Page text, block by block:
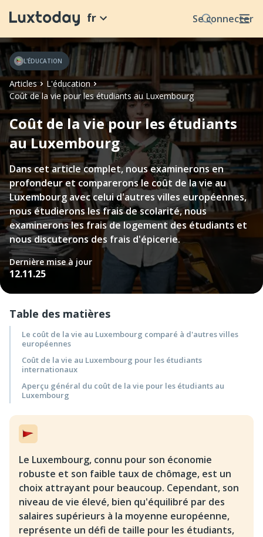
Se connecter
fr
Articles
L'éducation
Coût de la vie pour les étudiants au Luxembourg
L'ÉDUCATION
Coût de la vie pour les étudiants
au Luxembourg
Dans cet article complet, nous examinerons en
profondeur et comparerons le coût de la vie au
Luxembourg avec celui d'autres villes européennes,
nous étudierons les frais de scolarité, nous
examinerons les frais de logement des étudiants et
nous discuterons des frais d'épicerie.
Dernière mise à jour
12.11.25
Table des matières
Le coût de la vie au Luxembourg comparé à d'autres villes
européennes
Coût de la vie au Luxembourg pour les étudiants
internationaux
Aperçu général du coût de la vie pour les étudiants au
Luxembourg
Le Luxembourg, connu pour son économie
robuste et son faible taux de chômage, est un
choix attrayant pour beaucoup. Cependant, son
niveau de vie élevé, bien qu'équilibré par des
salaires supérieurs à la moyenne européenne,
représente un défi de taille pour les étudiants,